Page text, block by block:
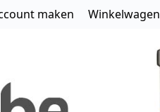
maken Winkelwagen